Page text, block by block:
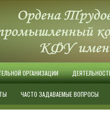
ОРГАНИЗАЦИИ
ЧАСТО ЗАДАВАЕМЫЕ ВОПРОСЫ